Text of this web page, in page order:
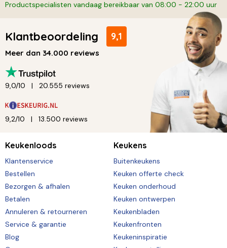
Productspecialisten vandaag bereikbaar van 08:00 - 22:00 uur
Klantbeoordeling 9,1
Meer dan 34.000 reviews
9,0/10 20.555 reviews
9,2/10 13.500 reviews
Keukenloods
Klantenservice
Bestellen
Bezorgen & afhalen
Betalen
Annuleren & retourneren
Service & garantie
Blog
Keukens
Buitenkeukens
Keuken offerte check
Keuken onderhoud
Keuken ontwerpen
Keukenbladen
Keukenfronten
Keukeninspiratie